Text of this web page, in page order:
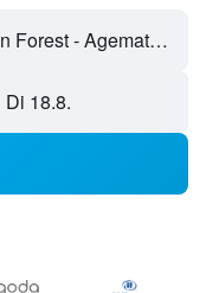
Akazawa Natural Recreation Forest - Agematsu, Japan
Di 18.8.